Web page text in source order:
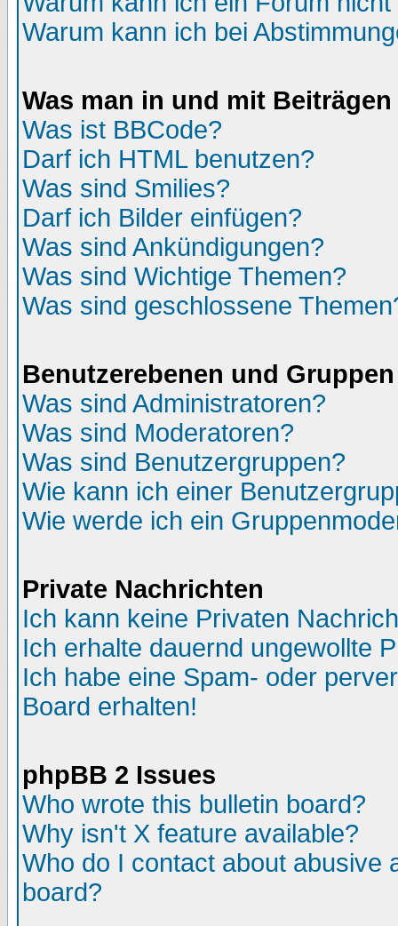
Warum kann ich bei
Was man in und mit
Was ist BBCode?
Darf ich HTML benutzen?
Was sind Smilies?
Darf ich Bilder einfügen?
Was sind Ankündigungen?
Was sind Wichtige Themen?
Was sind geschlossene
Benutzerebenen und Gruppen
Was sind Administratoren?
Was sind Moderatoren?
Was sind Benutzergruppen?
Wie kann ich einer
Wie werde ich ein
Private Nachrichten
Ich kann keine Privaten
Ich erhalte dauernd ungewollte
Ich habe eine Spam- oder
Board erhalten!
phpBB 2 Issues
Who wrote this bulletin board?
Why isn't X feature available?
Who do I contact about abusive
board?